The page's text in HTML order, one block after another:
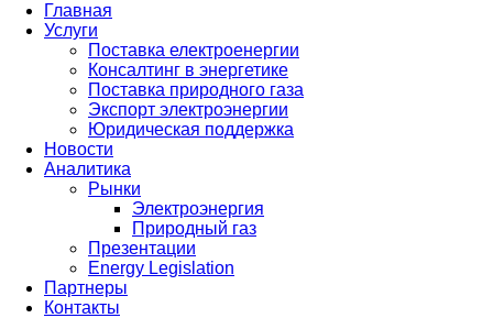
Главная
Услуги
Поставка електроенергии
Консалтинг в энергетике
Поставка природного газа
Экспорт электроэнергии
Юридическая поддержка
Новости
Аналитика
Рынки
Электроэнергия
Природный газ
Презентации
Energy Legislation
Партнеры
Контакты